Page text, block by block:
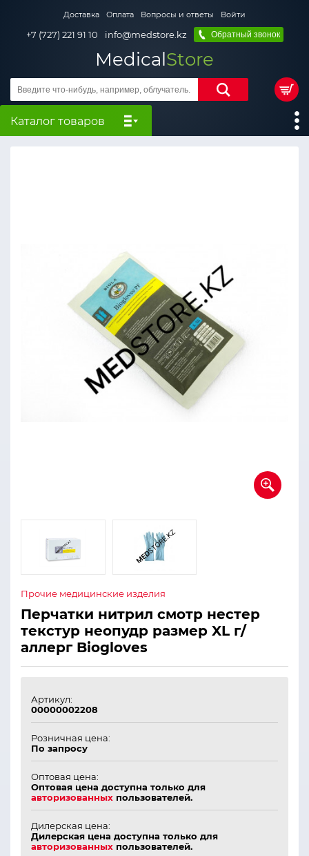
Доставка Оплата Вопросы и ответы Войти
+7 (727) 221 91 10 info@medstore.kz Обратный звонок
MedicalStore
Каталог товаров
Прочие медицинские изделия
Перчатки нитрил смотр нестер
текстур неопудр размер XL г/
аллерг Biogloves
Артикул:
00000002208
Розничная цена:
По запросу
Оптовая цена:
Оптовая цена доступна только для
авторизованных пользователей.
Дилерская цена:
Дилерская цена доступна только для
авторизованных пользователей.